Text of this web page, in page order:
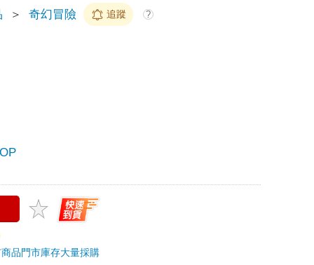
＞ 奇幻冒險 追蹤 ?
品門市庫存大量採購